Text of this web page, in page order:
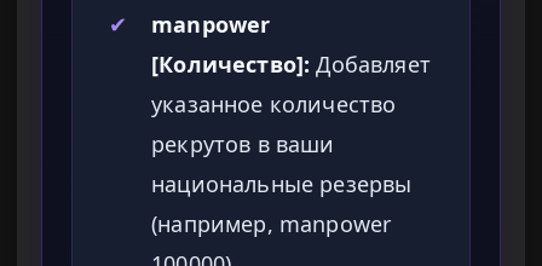
✔
manpower
[Количество]: Добавляет
указанное количество
рекрутов в ваши
национальные резервы
(например, manpower